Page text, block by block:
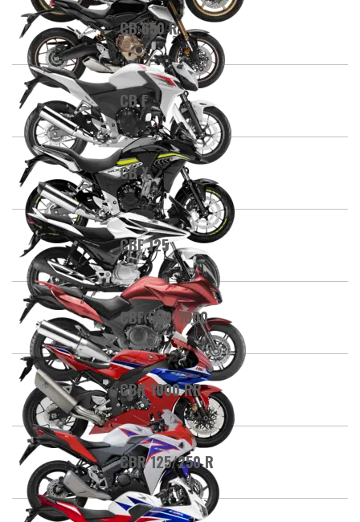
CB 650 R
CB F
CB X
CBF 125
CBF 600/1000
CBR 1000 RR
CBR 125/250 R